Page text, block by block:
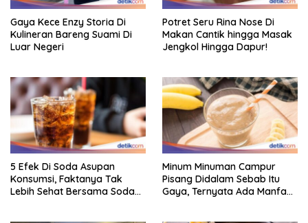
Gaya Kece Enzy Storia Di
Kulineran Bareng Suami Di
Luar Negeri
Potret Seru Rina Nose Di
Makan Cantik hingga Masak
Jengkol Hingga Dapur!
5 Efek Di Soda Asupan
Konsumsi, Faktanya Tak
Lebih Sehat Bersama Soda
Minum Minuman Campur
Pisang Didalam Sebab Itu
Gaya, Ternyata Ada Manfaat